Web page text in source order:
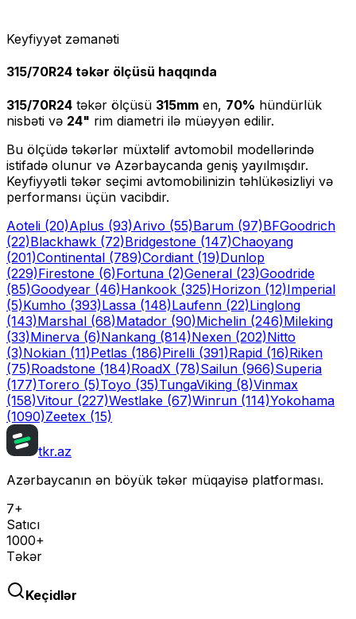
Keyfiyyət zəmanəti
315/70R24 təkər ölçüsü haqqında
315/70R24 təkər ölçüsü 315mm en, 70% hündürlük
nisbəti və 24" rim diametri ilə müəyyən edilir.
Bu ölçüdə təkərlər müxtəlif avtomobil modellərində
istifadə olunur və Azərbaycanda geniş yayılmışdır.
Keyfiyyətli təkər seçimi avtomobilinizin təhlükəsizliyi və
performansı üçün vacibdir.
Aoteli (20)Aplus (93)Arivo (55)Barum (97)BFGoodrich
(22)Blackhawk (72)Bridgestone (147)Chaoyang
(201)Continental (789)Cordiant (19)Dunlop
(229)Firestone (6)Fortuna (2)General (23)Goodride
(85)Goodyear (46)Hankook (325)Horizon (12)Imperial
(5)Kumho (393)Lassa (148)Laufenn (22)Linglong
(143)Marshal (68)Matador (90)Michelin (246)Mileking
(33)Minerva (6)Nankang (814)Nexen (202)Nitto
(3)Nokian (11)Petlas (186)Pirelli (391)Rapid (16)Riken
(75)Roadstone (184)RoadX (78)Sailun (966)Superia
(177)Torero (5)Toyo (35)TungaViking (8)Vinmax
(158)Vitour (227)Westlake (67)Winrun (114)Yokohama
(1090)Zeetex (15)
tkr.az
Azərbaycanın ən böyük təkər müqayisə platforması.
7+
Satıcı
1000+
Təkər
Keçidlər